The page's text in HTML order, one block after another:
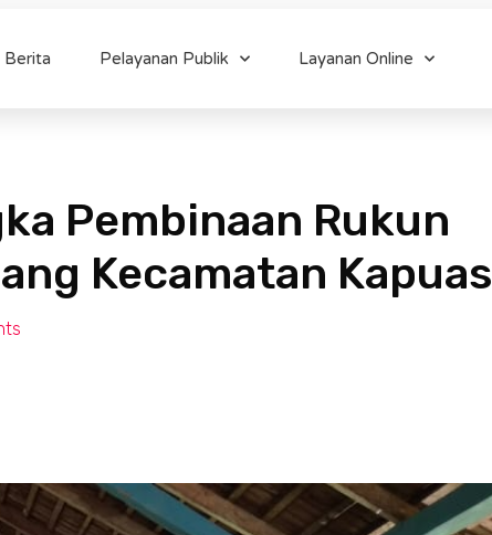
Berita Pelayanan Publik Layanan Online
Pembinaan Rukun
Kecamatan Kapuas